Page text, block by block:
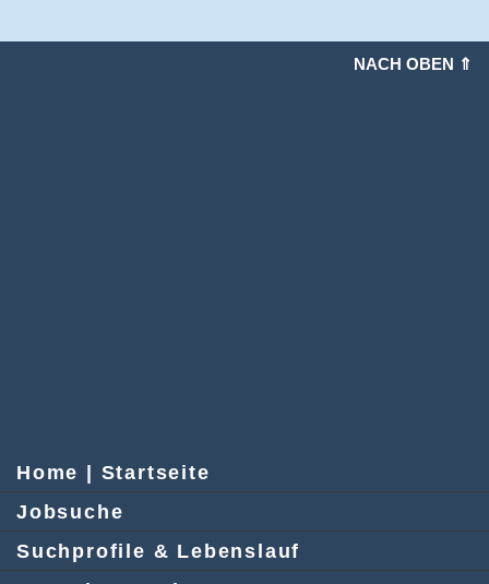
NACH OBEN ⇑
Home | Startseite
Jobsuche
Suchprofile & Lebenslauf